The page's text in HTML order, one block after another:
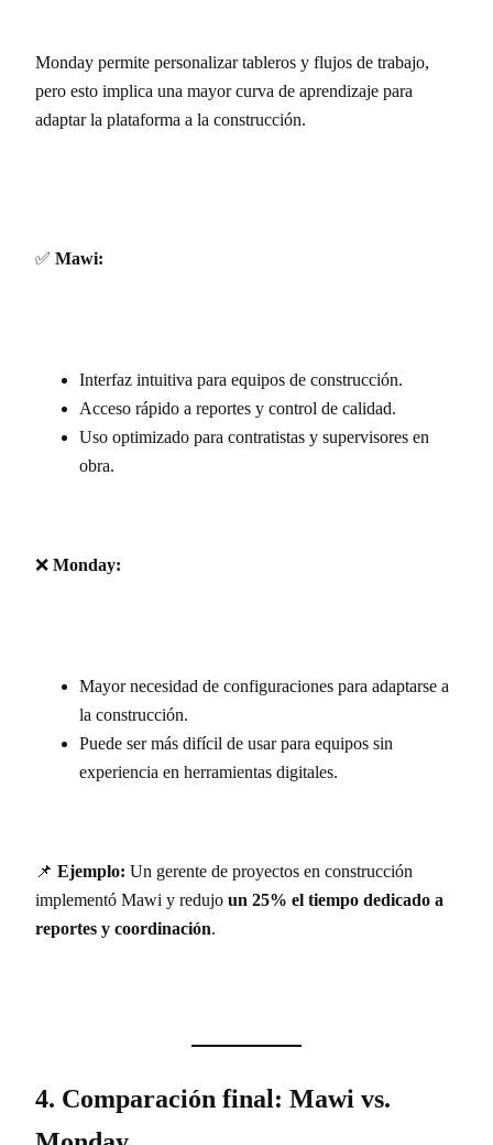
Monday permite personalizar tableros y flujos de trabajo,
pero esto implica una mayor curva de aprendizaje para
adaptar la plataforma a la construcción.
✅ Mawi:
Interfaz intuitiva para equipos de construcción.
Acceso rápido a reportes y control de calidad.
Uso optimizado para contratistas y supervisores en
obra.
❌ Monday:
Mayor necesidad de configuraciones para adaptarse a
la construcción.
Puede ser más difícil de usar para equipos sin
experiencia en herramientas digitales.
📌 Ejemplo: Un gerente de proyectos en construcción
implementó Mawi y redujo un 25% el tiempo dedicado a
reportes y coordinación.
4. Comparación final: Mawi vs.